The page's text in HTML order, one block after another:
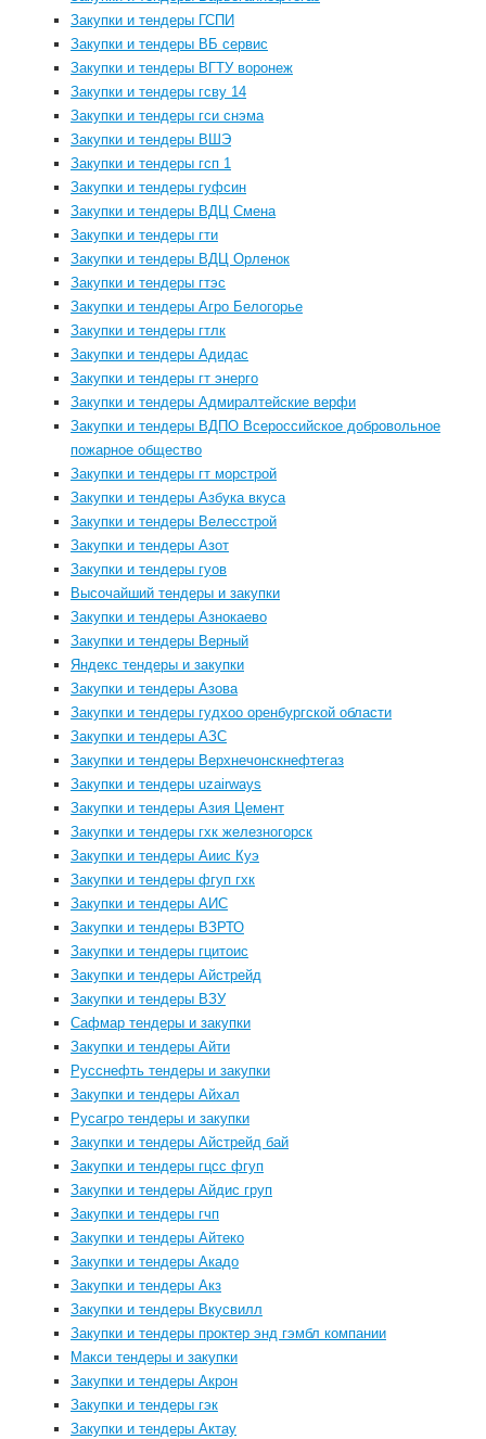
Закупки и тендеры ГСПИ
Закупки и тендеры ВБ сервис
Закупки и тендеры ВГТУ воронеж
Закупки и тендеры гсву 14
Закупки и тендеры гси снэма
Закупки и тендеры ВШЭ
Закупки и тендеры гсп 1
Закупки и тендеры гуфсин
Закупки и тендеры ВДЦ Смена
Закупки и тендеры гти
Закупки и тендеры ВДЦ Орленок
Закупки и тендеры гтэс
Закупки и тендеры Агро Белогорье
Закупки и тендеры гтлк
Закупки и тендеры Адидас
Закупки и тендеры гт энерго
Закупки и тендеры Адмиралтейские верфи
Закупки и тендеры ВДПО Всероссийское добровольное
пожарное общество
Закупки и тендеры гт морстрой
Закупки и тендеры Азбука вкуса
Закупки и тендеры Велесстрой
Закупки и тендеры Азот
Закупки и тендеры гуов
Высочайший тендеры и закупки
Закупки и тендеры Азнокаево
Закупки и тендеры Верный
Яндекс тендеры и закупки
Закупки и тендеры Азова
Закупки и тендеры гудхоо оренбургской области
Закупки и тендеры АЗС
Закупки и тендеры Верхнечонскнефтегаз
Закупки и тендеры uzairways
Закупки и тендеры Азия Цемент
Закупки и тендеры гхк железногорск
Закупки и тендеры Аиис Куэ
Закупки и тендеры фгуп гхк
Закупки и тендеры АИС
Закупки и тендеры ВЗРТО
Закупки и тендеры гцитоис
Закупки и тендеры Айстрейд
Закупки и тендеры ВЗУ
Сафмар тендеры и закупки
Закупки и тендеры Айти
Русснефть тендеры и закупки
Закупки и тендеры Айхал
Русагро тендеры и закупки
Закупки и тендеры Айстрейд бай
Закупки и тендеры гцсс фгуп
Закупки и тендеры Айдис груп
Закупки и тендеры гчп
Закупки и тендеры Айтеко
Закупки и тендеры Акадо
Закупки и тендеры Акз
Закупки и тендеры Вкусвилл
Закупки и тендеры проктер энд гэмбл компании
Макси тендеры и закупки
Закупки и тендеры Акрон
Закупки и тендеры гэк
Закупки и тендеры Актау